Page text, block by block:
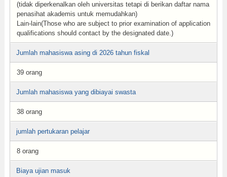
(tidak diperkenalkan oleh universitas tetapi di berikan daftar nama
penasihat akademis untuk memudahkan)
Lain-lain(Those who are subject to prior examination of application
qualifications should contact by the designated date.)
Jumlah mahasiswa asing di 2026 tahun fiskal
39 orang
Jumlah mahasiswa yang dibiayai swasta
38 orang
jumlah pertukaran pelajar
8 orang
Biaya ujian masuk